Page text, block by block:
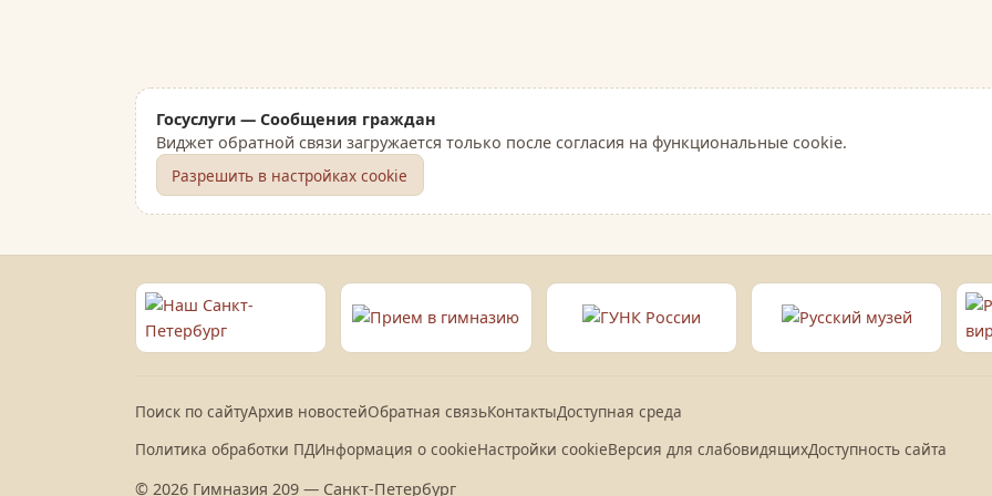
Госуслуги — Сообщения граждан
Виджет обратной связи загружается только после согласия на функциональные cookie.
Разрешить в настройках cookie
Поиск по сайтуАрхив новостейОбратная связьКонтактыДоступная среда
Политика обработки ПДИнформация о cookieНастройки cookieВерсия для слабовидящихДоступность сайта
© 2026 Гимназия 209 — Санкт-Петербург